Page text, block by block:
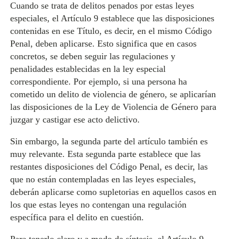
Cuando se trata de delitos penados por estas leyes
especiales, el Artículo 9 establece que las disposiciones
contenidas en ese Título, es decir, en el mismo Código
Penal, deben aplicarse. Esto significa que en casos
concretos, se deben seguir las regulaciones y
penalidades establecidas en la ley especial
correspondiente. Por ejemplo, si una persona ha
cometido un delito de violencia de género, se aplicarían
las disposiciones de la Ley de Violencia de Género para
juzgar y castigar ese acto delictivo.
Sin embargo, la segunda parte del artículo también es
muy relevante. Esta segunda parte establece que las
restantes disposiciones del Código Penal, es decir, las
que no están contempladas en las leyes especiales,
deberán aplicarse como supletorias en aquellos casos en
los que estas leyes no contengan una regulación
específica para el delito en cuestión.